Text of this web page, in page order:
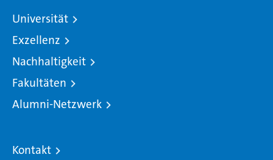
Universität
Exzellenz
Nachhaltigkeit
Fakultäten
Alumni-Netzwerk
Kontakt